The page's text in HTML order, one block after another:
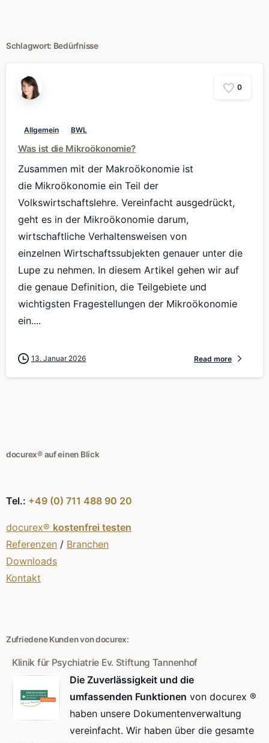
Schlagwort: Bedürfnisse
0
Allgemein BWL
Was ist die Mikroökonomie?
Zusammen mit der Makroökonomie ist
die Mikroökonomie ein Teil der
Volkswirtschaftslehre. Vereinfacht ausgedrückt,
geht es in der Mikroökonomie darum,
wirtschaftliche Verhaltensweisen von
einzelnen Wirtschaftssubjekten genauer unter die
Lupe zu nehmen. In diesem Artikel gehen wir auf
die genaue Definition, die Teilgebiete und
wichtigsten Fragestellungen der Mikroökonomie
ein....
13. Januar 2026 Read more
docurex® auf einen Blick
Tel.: +49 (0) 711 488 90 20
docurex® kostenfrei testen
Referenzen / Branchen
Downloads
Kontakt
Zufriedene Kunden von docurex:
Klinik für Psychiatrie Ev. Stiftung Tannenhof
Die Zuverlässigkeit und die
umfassenden Funktionen von docurex ®
haben unsere Dokumentenverwaltung
vereinfacht. Wir haben über die gesamte